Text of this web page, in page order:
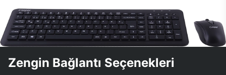
Zengin Bağlantı Seçenekleri